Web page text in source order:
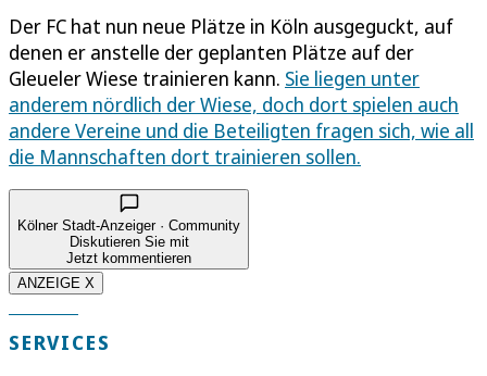
Der FC hat nun neue Plätze in Köln ausgeguckt, auf
denen er anstelle der geplanten Plätze auf der
Gleueler Wiese trainieren kann. Sie liegen unter
anderem nördlich der Wiese, doch dort spielen auch
andere Vereine und die Beteiligten fragen sich, wie all
die Mannschaften dort trainieren sollen.
Kölner Stadt-Anzeiger · Community
Diskutieren Sie mit
Jetzt kommentieren
ANZEIGE X
SERVICES